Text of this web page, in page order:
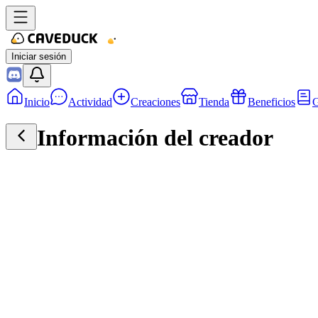
Iniciar sesión
Inicio Actividad Creaciones Tienda Beneficios
Información del creador